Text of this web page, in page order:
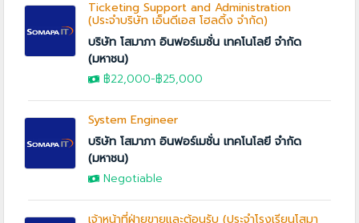
Ticketing Support and Administration
(ประจำบริษัท เอ็นดีเอส โฮลดิ้ง จำกัด)
บริษัท โสมาภา อินฟอร์เมชั่น เทคโนโลยี จำกัด
(มหาชน)
฿22,000-฿25,000
System Engineer
บริษัท โสมาภา อินฟอร์เมชั่น เทคโนโลยี จำกัด
(มหาชน)
Negotiable